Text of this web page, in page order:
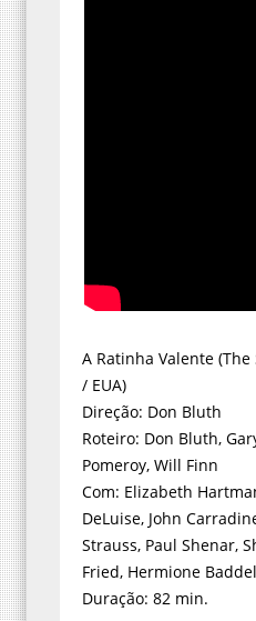
A Ratinha Valente
/ EUA)
Direção: Don Bluth
Roteiro: Don Bluth,
Pomeroy, Will Finn
Com: Elizabeth
DeLuise, John
Strauss, Paul Shenar,
Fried, Hermione
Duração: 82 min.